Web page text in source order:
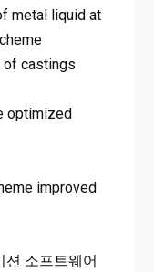
metal liquid at
of castings
optimized
improved
션 소프트웨어